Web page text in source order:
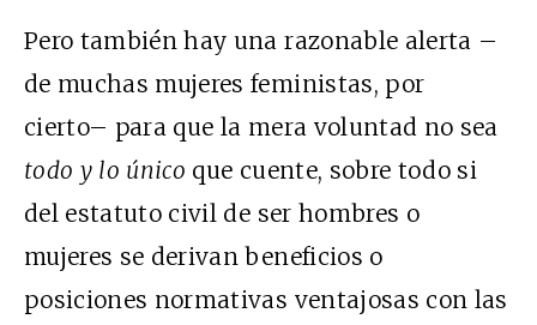
Pero también hay una razonable alerta –
de muchas mujeres feministas, por
cierto– para que la mera voluntad no sea
todo y lo único que cuente, sobre todo si
del estatuto civil de ser hombres o
mujeres se derivan beneficios o
posiciones normativas ventajosas con las